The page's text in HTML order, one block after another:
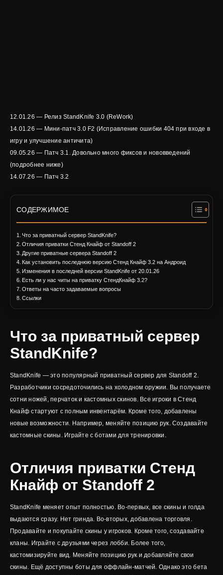
12.01.26 — Релиз StandKnife 3.0 (ReWork)
14.01.26 — Мини-патч 3.0 F2 (Исправление ошибки 404 при входе в
игру и улучшение античита)
09.05.26 — Патч 3.1. Довольно много фиксов и нововведений
(подробнее ниже)
14.07.26 — Патч 3.2
СОДЕРЖИМОЕ
Что за приватный сервер StandKnife?
Отличия приватки Стенд Кнайф от Standoff 2
Другие приватные сервера Standoff 2
Как установить последнюю версию Стенд Кнайф 3.2 на Андроид
Изменения в последней версии StandKnife от 20.01.26
Есть ли у нас читы на приватку СтендКнайф 3.2?
Ответы на часто задаваемые вопросы
Ссылки
Что за приватный сервер
StandKnife?
StandKnife — это популярный приватный сервер для Standoff 2.
Разработчики сосредоточились на холодном оружии. Вы получаете
сотни ножей, перчаток и кастомных скинов. Все игроки в Стенд
Кнайф стартуют с полным инвентарём. Кроме того, добавлены
новые возможности. Например, меняйте позицию рук. Создавайте
кастомные скины. Играйте с ботами для тренировки.
Отличия приватки Стенд
Кнайф от Standoff 2
StandKnife меняет опыт полностью. Во-первых, все скины и голда
выдаются сразу. Нет гринда. Во-вторых, добавлена торговля.
Продавайте и покупайте скины у игроков. Кроме того, создавайте
кланы. Играйте с друзьями через лобби. Более того,
кастомизируйте вид. Меняйте позицию рук и добавляйте свои
скины. Ещё доступны боты для оффлайн-матчей. Однако это бета